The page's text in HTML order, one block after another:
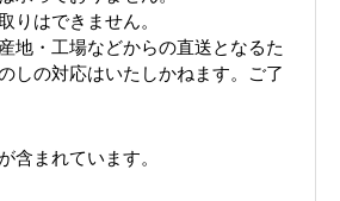
りはできません。
地・工場などからの直送となるた
しの対応はいたしかねます。ご了
含まれています。